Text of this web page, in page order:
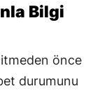
Bilgi
önce
durumunu